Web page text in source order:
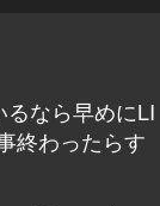
なら早めにLI
終わったらす